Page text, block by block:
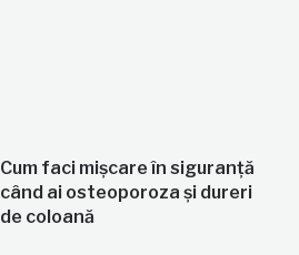
Cum faci mișcare în siguranță
când ai osteoporoza și dureri
de coloană